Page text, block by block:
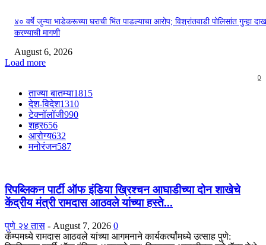
४० वर्षे जुन्या भाडेकरूच्या घराची भिंत पाडल्याचा आरोप; विश्रांतवाडी पोलिसांत गुन्हा
करण्याची मागणी
August 6, 2026
Load more
0
ताज्या बातम्या1815
देश-विदेश1310
टेक्नॉलॉजी990
शहर656
आरोग्य632
मनोरंजन587
रिपब्लिकन पार्टी ऑफ इंडिया ख्रिश्चन आघाडीच्या दोन शाखेचे
केंद्रीय मंत्री रामदास आठवले यांच्या हस्ते...
पुणे २४ तास - August 7, 2026 0
कॅम्पमध्ये रामदास आठवले यांच्या आगमनाने कार्यकर्त्यांमध्ये उत्साह पुणे: